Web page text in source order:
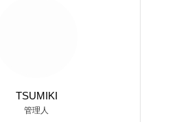
TSUMIKI
管理人